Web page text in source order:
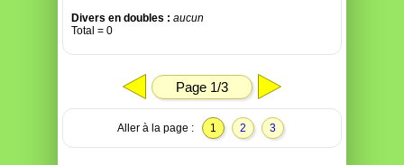
Divers en doubles : aucun
Total = 0
Page 1/3
Aller à la page : 1 2 3